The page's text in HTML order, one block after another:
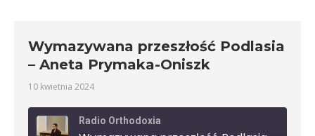
Wymazywana przeszłość Podlasia
– Aneta Prymaka-Oniszk
10 kwietnia 2024
Radio Orthodoxia